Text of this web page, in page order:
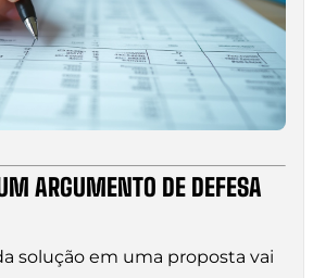
ARGUMENTO DE DEFESA
solução em uma proposta vai